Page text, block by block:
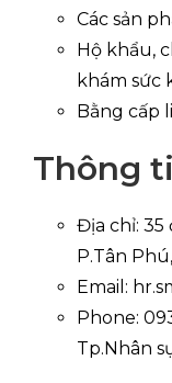
Các sản
Hộ khẩu,
khám sức
Bằng cấp
Thông
Địa chỉ: 35
P.Tân
Email:
Phone:
Tp.Nhân